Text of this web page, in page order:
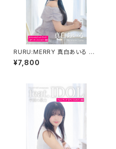
RURU:MERRY 真白あいる ス
ペシャルフォトブック＆公式プロ
モーションブック
¥7,800